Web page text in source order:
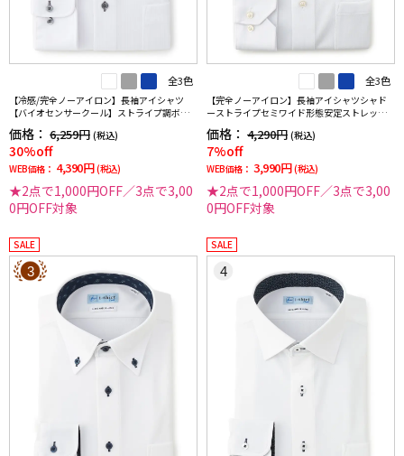
全3色
【冷感/完全ノーアイロン】長袖アイシャツ
【バイオセンサークール】ストライプ調ボタ
効果吸汗速乾ワイシャツ春夏
価格： 6,259円 (税込)
30%off
WEB価格： 4,390円 (税込)
★2点で1,000円OFF／3点で3,00
0円OFF対象
全3色
【完全ノーアイロン】長袖アイシャツシャド
ーストライプセミワイド形態安定ストレッチ
価格： 4,290円 (税込)
7%off
WEB価格： 3,990円 (税込)
★2点で1,000円OFF／3点で3,00
0円OFF対象
SALE
3
SALE
4